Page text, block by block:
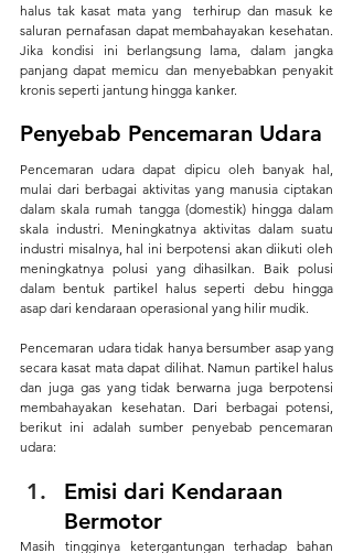
halus tak kasat mata yang  terhirup dan masuk ke
saluran pernafasan dapat membahayakan kesehatan.
Jika kondisi ini berlangsung lama, dalam jangka
panjang dapat memicu dan menyebabkan penyakit
kronis seperti jantung hingga kanker.
Penyebab Pencemaran Udara
Pencemaran udara dapat dipicu oleh banyak hal,
mulai dari berbagai aktivitas yang manusia ciptakan
dalam skala rumah tangga (domestik) hingga dalam
skala industri. Meningkatnya aktivitas dalam suatu
industri misalnya, hal ini berpotensi akan diikuti oleh
meningkatnya polusi yang dihasilkan. Baik polusi
dalam bentuk partikel halus seperti debu hingga
asap dari kendaraan operasional yang hilir mudik.
Pencemaran udara tidak hanya bersumber asap yang
secara kasat mata dapat dilihat. Namun partikel halus
dan juga gas yang tidak berwarna juga berpotensi
membahayakan kesehatan. Dari berbagai potensi,
berikut ini adalah sumber penyebab pencemaran
udara:
Emisi dari Kendaraan
Bermotor
Masih tingginya ketergantungan terhadap bahan